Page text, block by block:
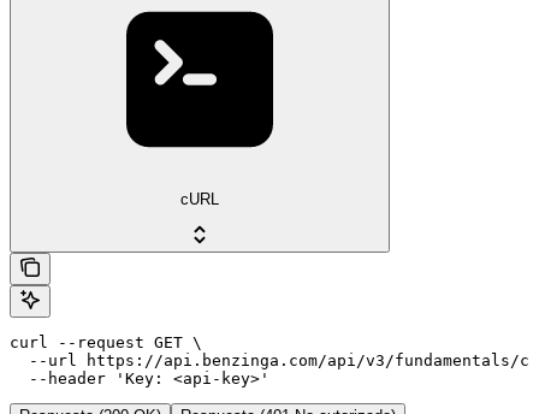
cURL
curl --request GET \
--url https://api.benzinga.com/api/v3/fundamentals/
  --header 'Key: <api-key>'